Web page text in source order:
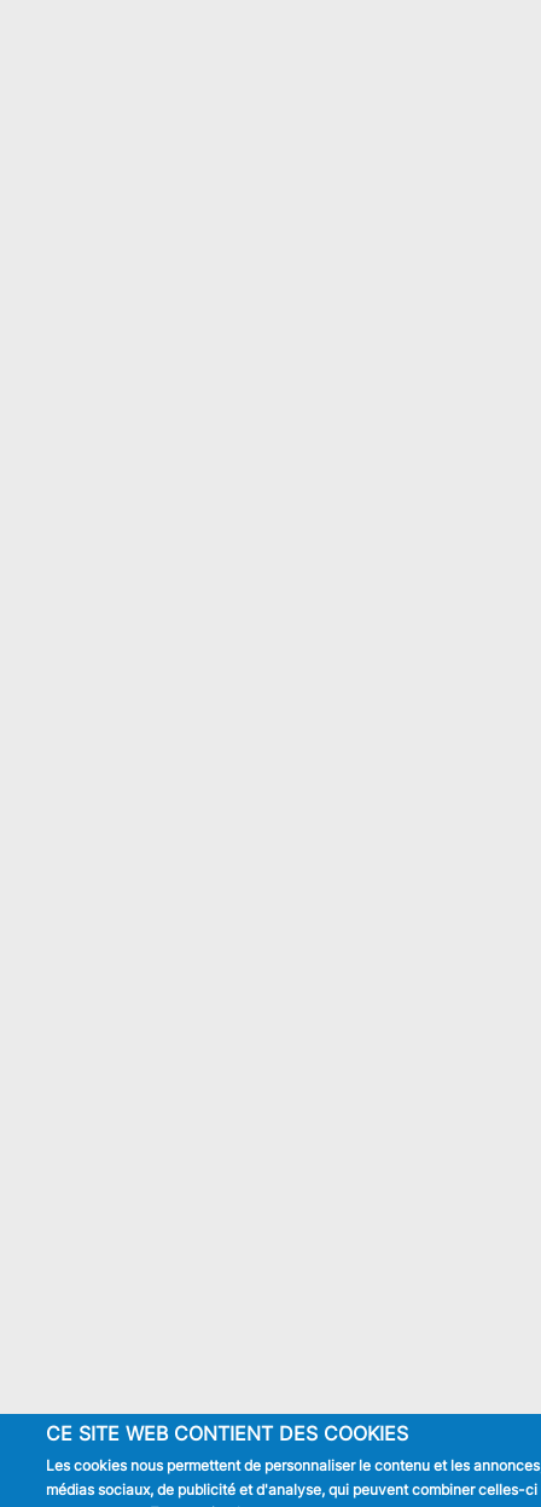
CE SITE WEB CONTIENT DES COOKIES
Les cookies nous permettent de personnaliser le contenu et les
médias sociaux, de publicité et d'analyse, qui peuvent combiner celles-